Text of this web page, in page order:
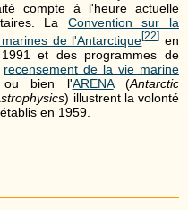
compte à l'heure actuelle
La Convention sur la
de l'Antarctique[22] en
et des programmes de
recensement de la vie marine
ou bien l'ARENA(Antarctic
) illustrent la volonté
en 1959.